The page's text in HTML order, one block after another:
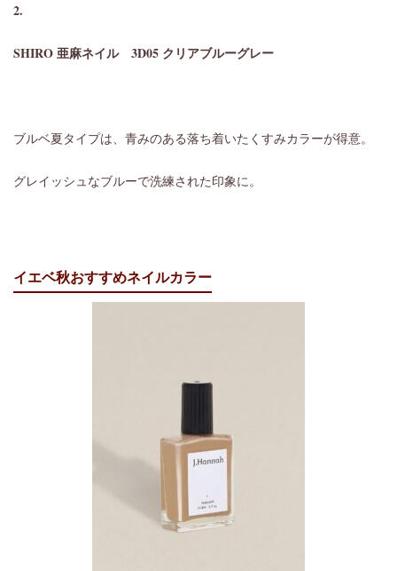
2.
SHIRO 亜麻ネイル 3D05 クリアブルーグレー
ブルベ夏タイプは、青みのある落ち着いたくすみカラーが得意。
グレイッシュなブルーで洗練された印象に。
イエベ秋おすすめネイルカラー